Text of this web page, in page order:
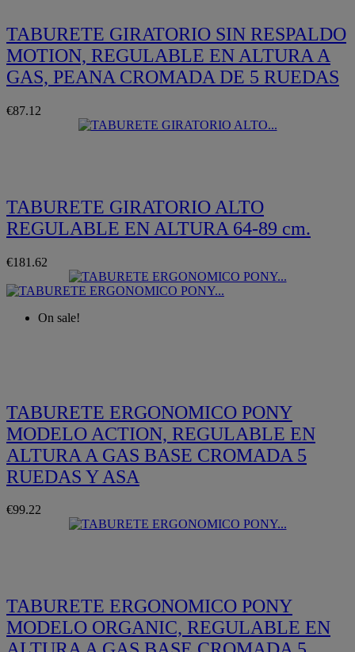
TABURETE GIRATORIO SIN RESPALDO
MOTION, REGULABLE EN ALTURA A
GAS, PEANA CROMADA DE 5 RUEDAS
€87.12
TABURETE GIRATORIO ALTO
REGULABLE EN ALTURA 64-89 cm.
€181.62
On sale!
TABURETE ERGONOMICO PONY
MODELO ACTION, REGULABLE EN
ALTURA A GAS BASE CROMADA 5
RUEDAS Y ASA
€99.22
TABURETE ERGONOMICO PONY
MODELO ORGANIC, REGULABLE EN